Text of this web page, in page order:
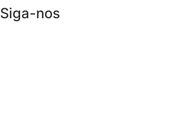
Siga-nos